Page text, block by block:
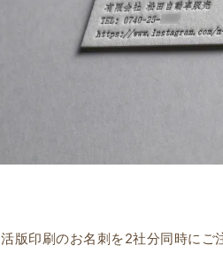
活版印刷のお名刺を2社分同時にご